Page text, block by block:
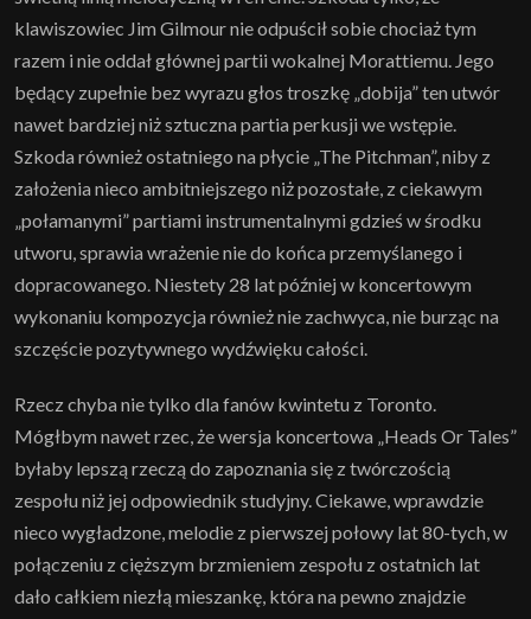
klawiszowiec Jim Gilmour nie odpuścił sobie chociaż tym
razem i nie oddał głównej partii wokalnej Morattiemu. Jego
będący zupełnie bez wyrazu głos troszkę „dobija” ten utwór
nawet bardziej niż sztuczna partia perkusji we wstępie.
Szkoda również ostatniego na płycie „The Pitchman”, niby z
założenia nieco ambitniejszego niż pozostałe, z ciekawym
„połamanymi” partiami instrumentalnymi gdzieś w środku
utworu, sprawia wrażenie nie do końca przemyślanego i
dopracowanego. Niestety 28 lat później w koncertowym
wykonaniu kompozycja również nie zachwyca, nie burząc na
szczęście pozytywnego wydźwięku całości.
Rzecz chyba nie tylko dla fanów kwintetu z Toronto.
Mógłbym nawet rzec, że wersja koncertowa „Heads Or Tales”
byłaby lepszą rzeczą do zapoznania się z twórczością
zespołu niż jej odpowiednik studyjny. Ciekawe, wprawdzie
nieco wygładzone, melodie z pierwszej połowy lat 80-tych, w
połączeniu z cięższym brzmieniem zespołu z ostatnich lat
dało całkiem niezłą mieszankę, która na pewno znajdzie